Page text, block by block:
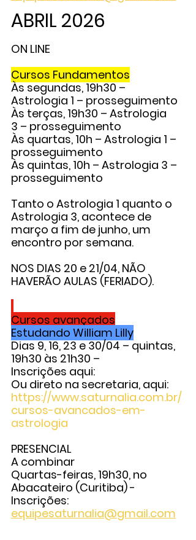
ABRIL 2026
ON LINE
Cursos Fundamentos
Às segundas, 19h30 –
Astrologia 1 – prosseguimento
Às terças, 19h30 – Astrologia
3 – prosseguimento
Às quartas, 10h – Astrologia 1 –
prosseguimento
Às quintas, 10h – Astrologia 3 –
prosseguimento
Tanto o Astrologia 1 quanto o
Astrologia 3, acontece de
março a fim de junho, um
encontro por semana.
NOS DIAS 20 e 21/04, NÃO
HAVERÃO AULAS (FERIADO).
Cursos avançados
Estudando William Lilly
Dias 9, 16, 23 e 30/04 – quintas,
19h30 às 21h30 –
Inscrições aqui:
Ou direto na secretaria, aqui:
https://www.saturnalia.com.br/
cursos-avancados-em-
astrologia
PRESENCIAL
A combinar
Quartas-feiras, 19h30, no
Abacateiro (Curitiba) -
Inscrições:
equipesaturnalia@gmail.com